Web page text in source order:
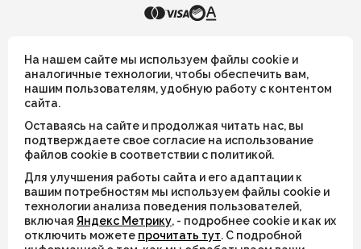
Все украшения носят символический смысл и не имеют
целительных или иных магических свойств
ИП Шахрай Светлана Михайловна
ИНН 263500194811
ОГРН 305263515900181
© 2026
На нашем сайте мы используем файлы cookie и
аналогичные технологии, чтобы обеспечить вам,
нашим пользователям, удобную работу с контентом
сайта.
Оставаясь на сайте и продолжая читать нас, вы
подтверждаете свое согласие на использование
файлов cookie в соответствии с политикой.
Для улучшения работы сайта и его адаптации к
вашим потребностям мы используем файлы cookie и
технологии анализа поведения пользователей,
включая Яндекс Метрику, - подробнее cookie и как их
отключить можете прочитать тут. С подробной